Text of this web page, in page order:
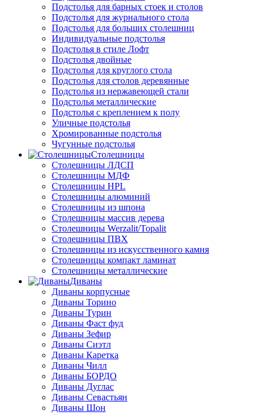
Подстолья для барных стоек и столов
Подстолья для журнального стола
Подстолья для больших столешниц
Индивидуальные подстолья
Подстолья в стиле Лофт
Подстолья двойные
Подстолья для круглого стола
Подстолья для столов деревянные
Подстолья из нержавеющей стали
Подстолья металлические
Подстолья с креплением к полу
Уличные подстолья
Хромированные подстолья
Чугунные подстолья
Столешницы
Столешницы ЛДСП
Столешницы МДФ
Столешницы HPL
Столешницы алюминий
Столешницы из шпона
Столешницы массив дерева
Столешницы Werzalit/Topalit
Столешницы ПВХ
Столешницы из искусственного камня
Столешницы компакт ламинат
Столешницы металлические
Диваны
Диваны корпусные
Диваны Торино
Диваны Турин
Диваны Фаст фуд
Диваны Зефир
Диваны Сиэтл
Диваны Каретка
Диваны Чилл
Диваны БОРДО
Диваны Дуглас
Диваны Севастьян
Диваны Шон